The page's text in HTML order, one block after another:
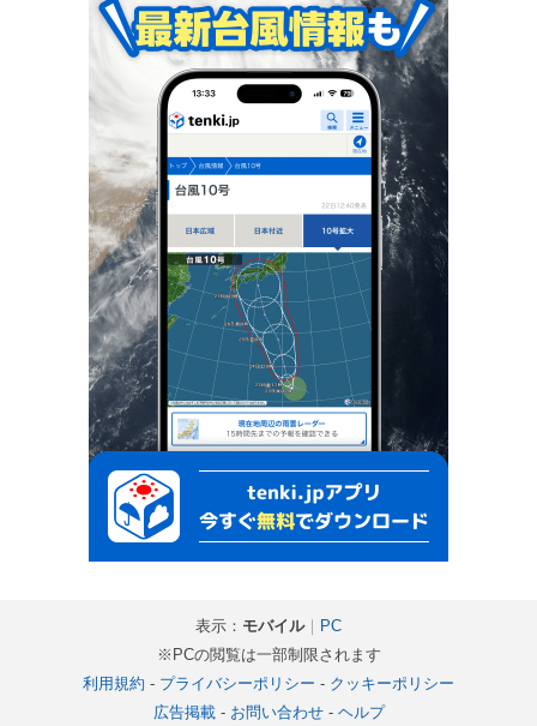
表示： モバイル｜ PC
※PCの閲覧は一部制限されます
利用規約 - プライバシーポリシー - クッキーポリシー
広告掲載- お問い合わせ- ヘルプ